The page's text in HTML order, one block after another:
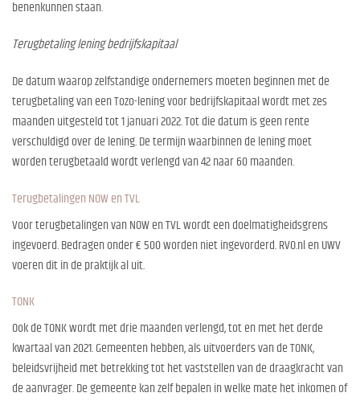
benenkunnen staan.
Terugbetaling lening bedrijfskapitaal
De datum waarop zelfstandige ondernemers moeten beginnen met de
terugbetaling van een Tozo-lening voor bedrijfskapitaal wordt met zes
maanden uitgesteld tot 1 januari 2022. Tot die datum is geen rente
verschuldigd over de lening. De termijn waarbinnen de lening moet
worden terugbetaald wordt verlengd van 42 naar 60 maanden.
Terugbetalingen NOW en TVL
Voor terugbetalingen van NOW en TVL wordt een doelmatigheidsgrens
ingevoerd. Bedragen onder € 500 worden niet ingevorderd. RVO.nl en UWV
voeren dit in de praktijk al uit.
TONK
Ook de TONK wordt met drie maanden verlengd, tot en met het derde
kwartaal van 2021. Gemeenten hebben, als uitvoerders van de TONK,
beleidsvrijheid met betrekking tot het vaststellen van de draagkracht van
de aanvrager. De gemeente kan zelf bepalen in welke mate het inkomen of